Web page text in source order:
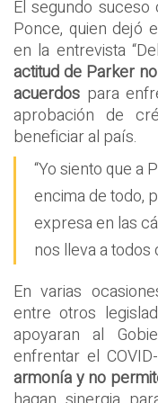
El segundo
Ponce, quien dejó
en la entrevista
actitud de Parker
acuerdos para
aprobación de
beneficiar al país.
“Yo siento que a
encima de todo,
expresa en las
nos lleva a todos
En varias
entre otros
apoyaran al
enfrentar el
armonía y no